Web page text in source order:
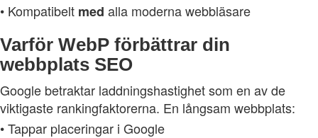
• Kompatibelt med alla moderna webbläsare
Varför WebP förbättrar din
webbplats SEO
Google betraktar laddningshastighet som en av de
viktigaste rankingfaktorerna. En långsam webbplats:
• Tappar placeringar i Google